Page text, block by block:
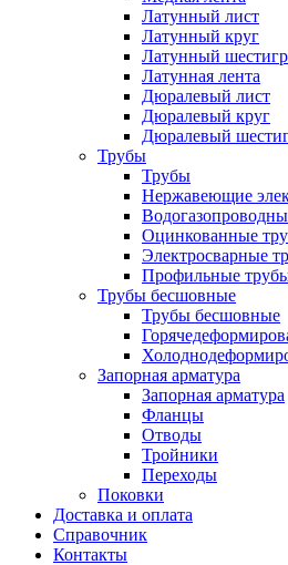
Латунный лист
Латунный круг
Латунный
Латунная лента
Дюралевый лист
Дюралевый круг
Дюралевый
Трубы
Трубы
Нержавеющие
Оцинкованные
Электросварные
Профильные
Трубы бесшовные
Трубы бесшовные
Запорная арматура
Запорная арматура
Фланцы
Отводы
Тройники
Переходы
Поковки
Доставка и оплата
Справочник
Контакты